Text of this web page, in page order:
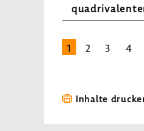
1 2 3 4
Inhalte